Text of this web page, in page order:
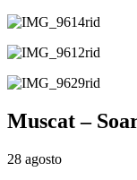
Muscat –
28 agosto